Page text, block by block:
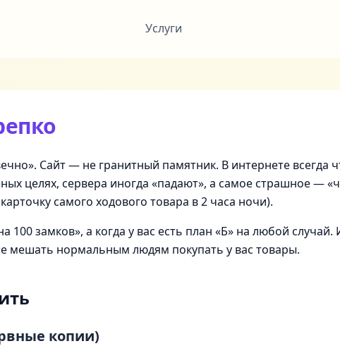
Услуги
Сайт — не гранитный памятник. В интернете всегда
целях, сервера иногда «падают», а самое страшное —
самого ходового товара в 2 часа ночи).
100 замков», а когда у вас есть план «Б» на любой случай.
мешать нормальным людям покупать у вас товары.
копии)